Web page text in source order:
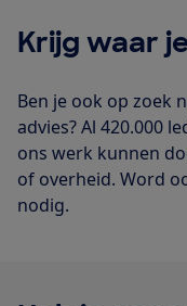
Krijg waar
Ben je ook op zoek
advies? Al 420.000
ons werk kunnen
of overheid. Word
nodig.